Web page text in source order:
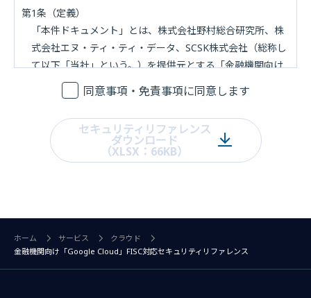
第1条（定義）
「本件ドキュメント」とは、株式会社野村総合研究所、株
式会社エヌ・ティ・ティ・データ、SCSK株式会社（総称し
て以下「当社」という。）を提供元とする「金融機関向け
『Google Cloud』対応セキュリティリファレンス」を意味
します。
「利用」とは、本件ドキュメントの全部又は一部を複製す
ること（本件ドキュメントのダウンロードを含む。）、業
務への適用、譲渡、貸与又は再配布すること、及び本件ド
人を意味します。
第2条（本件ドキュメントの利用）
同意事項・免責事項に同意します
セキュリティリファレンス
ダウンロード
（XLSX：66KB）
ホーム サービス
クラウド
金融機関向け「Google Cloud」FISC対応セキュリティリファレンス